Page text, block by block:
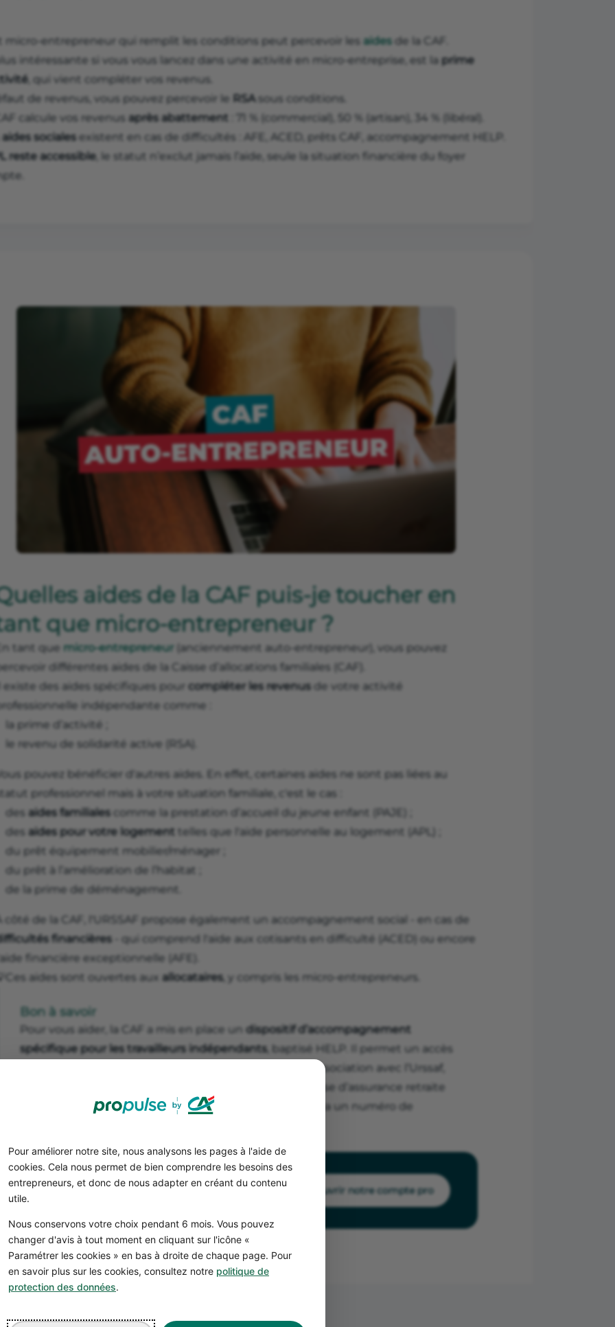
Pour améliorer notre site, nous analysons les pages à l'aide de
cookies. Cela nous permet de bien comprendre les besoins des
entrepreneurs, et donc de nous adapter en créant du contenu
utile.
Nous conservons votre choix pendant 6 mois. Vous pouvez
changer d'avis à tout moment en cliquant sur l'icône «
Paramétrer les cookies » en bas à droite de chaque page. Pour
en savoir plus sur les cookies, consultez notre politique de
protection des données.
micro-entrepreneur qui remplit les conditions peut percevoir les aidesde la CAF.
intéressante si vous vous lancez dans une activité en micro-entreprise, est la prime
, qui vient compléter vos revenus.
de revenus, vous pouvez percevoir le RSA sous conditions.
calcule vos revenus après abattement
: 71 % (commercial), 50 % (artisan), 34 % (libéral).
aides socialesexistent en cas de difficultés : AFE, ACED, prêts CAF, accompagnement HELP.
reste accessible, le statut n’exclut jamais l’aide, seule la situation financière du foyer
aides de la CAF puis-je toucher en
que micro-entrepreneur ?
tant que micro-entrepreneur (anciennement auto-entrepreneur), vous pouvez
différentes aides de la Caisse d’allocations familiales (CAF).
existe des aides spécifiques pour compléter les revenusde votre activité
indépendante comme :
la prime d’activité ;
le revenu de solidarité active (RSA).
pouvez bénéficier d'autres aides. En effet, certaines aides ne sont pas liées au
professionnel mais à votre situation familiale, c'est le cas :
des aides familialescomme la prestation d’accueil du jeune enfant (PAJE) ;
des aides pour votre logement telles que l'aide personnelle au logement (APL) ;
du prêt équipement mobilier/ménager ;
du prêt à l’amélioration de l’habitat ;
de la prime de déménagement.
côté de la CAF, l'URSSAF propose également un accompagnement social - en cas de
financières
- qui comprend l'aide aux cotisants en difficulté (ACED) ou encore
financière exceptionnelle (AFE).
aides sont ouvertes aux allocataires, y compris les micro‑entrepreneurs.
Bon à savoir
Pour vous aider, la CAF a mis en place un dispositif d’accompagnement
spécifique pour les travailleurs indépendants, baptisé HELP. Il permet un accès
plus rapide à des aides adaptées à votre situation. En association avec l’Urssaf,
la Caisse primaire d’assurance maladie (CPAM) et la Caisse d’assurance retraite
et de la santé au travail (CARSAT), HELP est accessible via un numéro de
Vous créez une entreprise ? Découvrir notre compte pro